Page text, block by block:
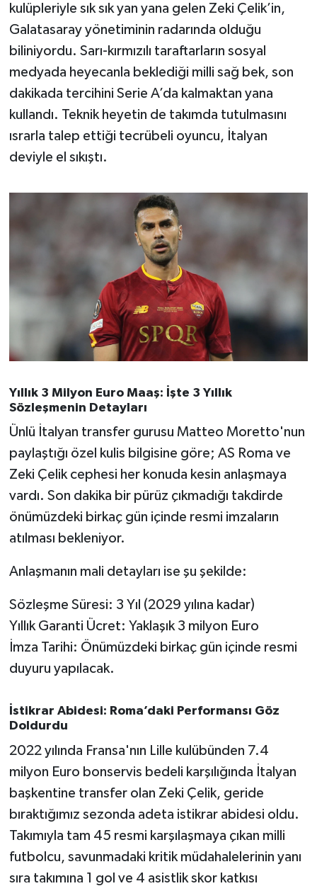
kulüpleriyle sık sık yan yana gelen Zeki Çelik’in,
Galatasaray yönetiminin radarında olduğu
biliniyordu. Sarı-kırmızılı taraftarların sosyal
medyada heyecanla beklediği milli sağ bek, son
dakikada tercihini Serie A’da kalmaktan yana
kullandı. Teknik heyetin de takımda tutulmasını
ısrarla talep ettiği tecrübeli oyuncu, İtalyan
deviyle el sıkıştı.
Yıllık 3 Milyon Euro Maaş: İşte 3 Yıllık
Sözleşmenin Detayları
Ünlü İtalyan transfer gurusu Matteo Moretto'nun
paylaştığı özel kulis bilgisine göre; AS Roma ve
Zeki Çelik cephesi her konuda kesin anlaşmaya
vardı. Son dakika bir pürüz çıkmadığı takdirde
önümüzdeki birkaç gün içinde resmi imzaların
atılması bekleniyor.
Anlaşmanın mali detayları ise şu şekilde:
Sözleşme Süresi: 3 Yıl (2029 yılına kadar)
Yıllık Garanti Ücret: Yaklaşık 3 milyon Euro
İmza Tarihi: Önümüzdeki birkaç gün içinde resmi
duyuru yapılacak.
İstikrar Abidesi: Roma’daki Performansı Göz
Doldurdu
2022 yılında Fransa'nın Lille kulübünden 7.4
milyon Euro bonservis bedeli karşılığında İtalyan
başkentine transfer olan Zeki Çelik, geride
bıraktığımız sezonda adeta istikrar abidesi oldu.
Takımıyla tam 45 resmi karşılaşmaya çıkan milli
futbolcu, savunmadaki kritik müdahalelerinin yanı
sıra takımına 1 gol ve 4 asistlik skor katkısı
Resmi İlanlar
SAĞLIK
Savaştepe
SEYAHAT
SÜRMANŞET
Susurluk
TEKNOLOJİ
Trend
TÜRKİYE
VİZYONDAKİLER